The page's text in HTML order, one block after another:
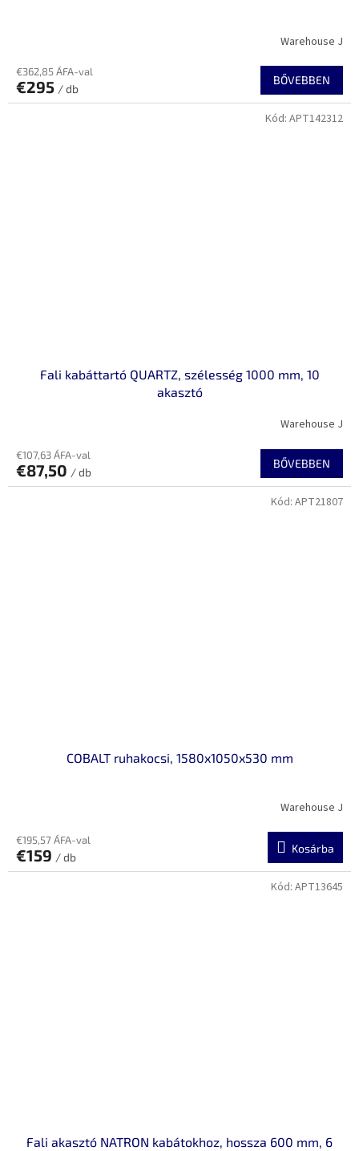
Warehouse J
€362,85 ÁFA-val
€295 / db
BŐVEBBEN
Fali kabáttartó QUARTZ, szélesség 1000 mm, 10
akasztó
Warehouse J
€107,63 ÁFA-val
€87,50 / db
BŐVEBBEN
Kód: APT142312
COBALT ruhakocsi, 1580x1050x530 mm
Warehouse J
€195,57 ÁFA-val
€159 / db
Kosárba
Kód: APT21807
Fali akasztó NATRON kabátokhoz, hossza 600 mm, 6
Kód: APT13645